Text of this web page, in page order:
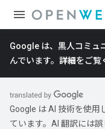
Google は、黒人コミュ
んでいます。 詳細をご覧
Google は AI 技術を使用
ています。AI 翻訳には